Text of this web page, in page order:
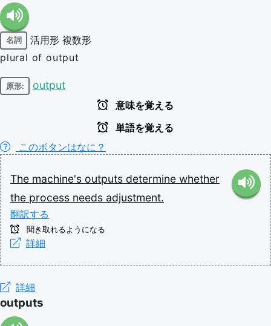
名詞 活用形 複数形
plural of output
原形: output
意味を覚える
単語を覚える
このボタンはなに？
The machine's outputs determine whether
the process needs adjustment.
翻訳する
聞き取れるようになる
詳細
詳細
outputs